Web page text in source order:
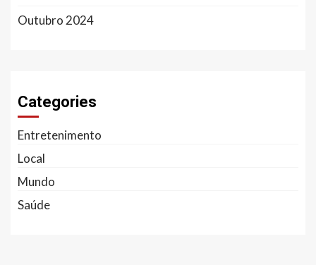
Outubro 2024
Categories
Entretenimento
Local
Mundo
Saúde